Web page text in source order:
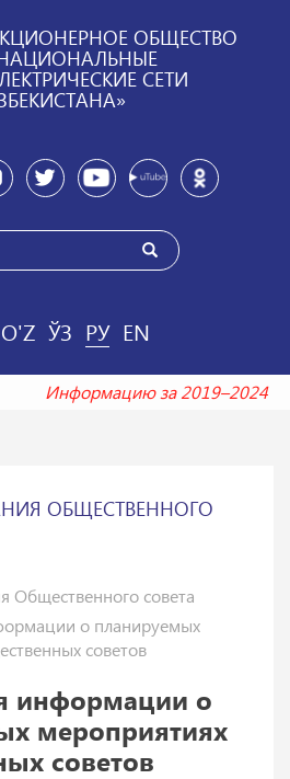
ОБЩЕСТВО
СЕТИ
O'Z ЎЗ РУ EN
Информацию за 2019–2024
ОБЩЕСТВЕННОГО
Общественного совета
о планируемых
советов
информации о
мероприятиях
советов